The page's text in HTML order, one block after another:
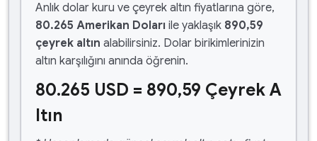
Anlık dolar kuru ve çeyrek altın fiyatlarına göre,
80.265 Amerikan Doları ile yaklaşık 890,59
çeyrek altın alabilirsiniz. Dolar birikimlerinizin
altın karşılığını anında öğrenin.
80.265 USD = 890,59 Çeyrek A
ltın